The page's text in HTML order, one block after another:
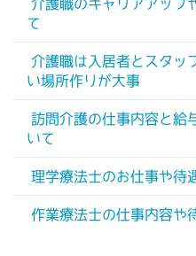
介護職のキャリアアップ
て
介護職は入居者とスタッ
い場所作りが大事
訪問介護の仕事内容と給
いて
理学療法士のお仕事や待
作業療法士の仕事内容や